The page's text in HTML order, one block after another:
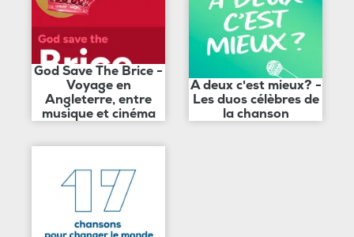
God Save The Brice -
Voyage en
Angleterre, entre
musique et cinéma
A deux c'est mieux? -
Les duos célèbres de
la chanson